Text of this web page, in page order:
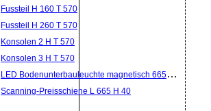
Fussteil H 160 T 570
Fussteil H 260 T 570
Konsolen 2 H T 570
Konsolen 3 H T 570
LED Bodenunterbauleuchte magnetisch 665mm
Scanning-Preisschiene L 665 H 40